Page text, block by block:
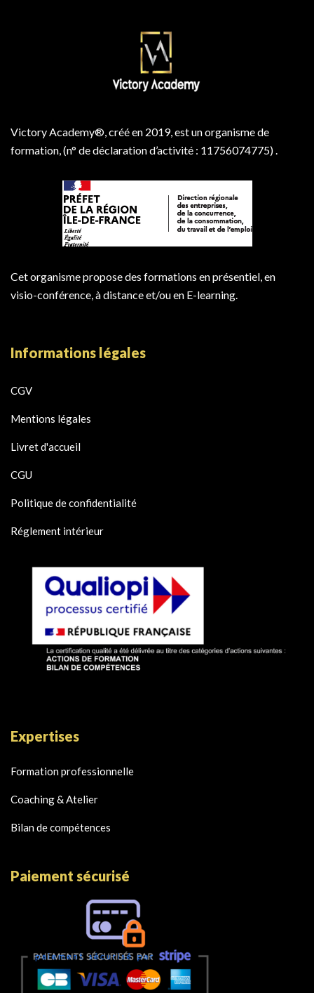
Victory Academy®, créé en 2019, est un organisme de
formation, (n° de déclaration d’activité : 11756074775) .
Cet organisme propose des formations en présentiel, en
visio-conférence, à distance et/ou en E-learning.
Informations légales
CGV
Mentions légales
Livret d'accueil
CGU
Politique de confidentialité
Réglement intérieur
Expertises
Formation professionnelle
Coaching & Atelier
Bilan de compétences
Paiement sécurisé